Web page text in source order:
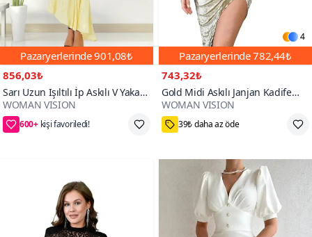
Pazaryerlerinde901,08₺
856,03₺
Sarı Uzun Işıltılı İp Askılı V Yaka
Sırt Dekolteli Şık Abiye Elbise
WOMAN VISION
600+
45₺ daha az öde
4
Pazaryerlerinde782,44₺
743,32₺
Gold Midi Askılı Janjan Kadife
Derin Yırtmaç Detaylı Globlu
Tasarım Abiye Elbise
WOMAN VISION
M,L